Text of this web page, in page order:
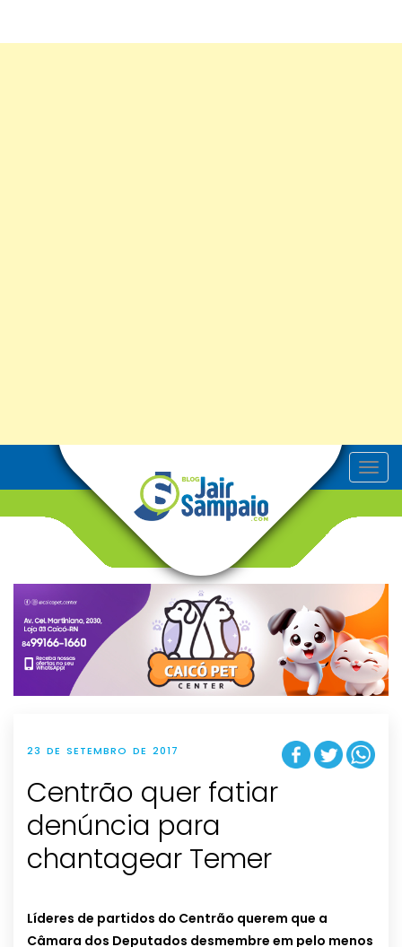
T
o
v
g
t
i
o
n
23 DE SETEMBRO DE 2017
Centrão quer fatiar
denúncia para
chantagear Temer
Líderes de partidos do Centrão querem que a
Câmara dos Deputados desmembre em pelo menos